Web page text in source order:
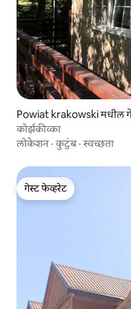
Powiat krakowski मधील
कोर्झकीव्का
लोकेशन ·कुटुंब·स्वच्छता
गेस्ट फेव्हरेट
गेस्ट फेव्हरेट